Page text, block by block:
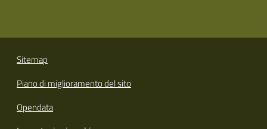
Sitemap
Piano di miglioramento del sito
Opendata